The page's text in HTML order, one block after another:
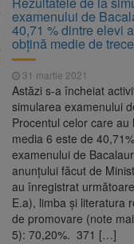
16 august
Europeană acordă
de euro din
rusești înghețate
a ajuns la 11,68 lei
Fuego vine la Zărnești.
scena Festivalului „Ecoul
2 octombrie
examenului de
40,71 % dintre elevi
obţină medie de
31 martie 2021
Astăzi s-a încheiat
simularea examenului
Procentul celor care au
media 6 este de
examenului de
anunțului făcut de
au înregistrat
E.a), limba și literatura
de promovare (note
5): 70,20%. 371 […]